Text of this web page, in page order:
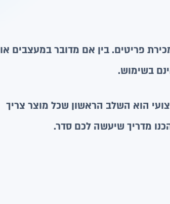
פריטים. בין אם מדובר במעצבים או
בשימוש.
הוא השלב הראשון שכל מוצר צריך
מדריך שיעשה לכם סדר.